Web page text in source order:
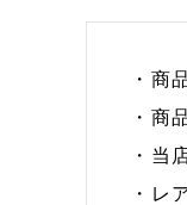
・商
・商
・当
・レ